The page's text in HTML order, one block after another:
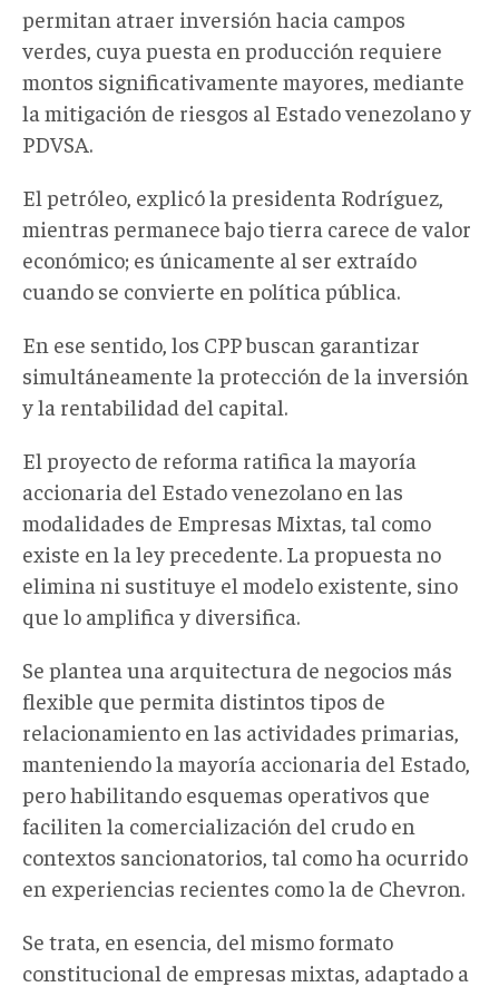
permitan atraer inversión hacia campos
verdes, cuya puesta en producción requiere
montos significativamente mayores, mediante
la mitigación de riesgos al Estado venezolano y
PDVSA.
El petróleo, explicó la presidenta Rodríguez,
mientras permanece bajo tierra carece de valor
económico; es únicamente al ser extraído
cuando se convierte en política pública.
En ese sentido, los CPP buscan garantizar
simultáneamente la protección de la inversión
y la rentabilidad del capital.
El proyecto de reforma ratifica la mayoría
accionaria del Estado venezolano en las
modalidades de Empresas Mixtas, tal como
existe en la ley precedente. La propuesta no
elimina ni sustituye el modelo existente, sino
que lo amplifica y diversifica.
Se plantea una arquitectura de negocios más
flexible que permita distintos tipos de
relacionamiento en las actividades primarias,
manteniendo la mayoría accionaria del Estado,
pero habilitando esquemas operativos que
faciliten la comercialización del crudo en
contextos sancionatorios, tal como ha ocurrido
en experiencias recientes como la de Chevron.
Se trata, en esencia, del mismo formato
constitucional de empresas mixtas, adaptado a